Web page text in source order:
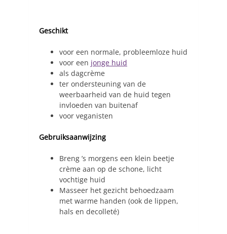
Geschikt
voor een normale, probleemloze huid
voor een jonge huid
als dagcrème
ter ondersteuning van de
weerbaarheid van de huid tegen
invloeden van buitenaf
voor veganisten
Gebruiksaanwijzing
Breng ’s morgens een klein beetje
crème aan op de schone, licht
vochtige huid
Masseer het gezicht behoedzaam
met warme handen (ook de lippen,
hals en decolleté)